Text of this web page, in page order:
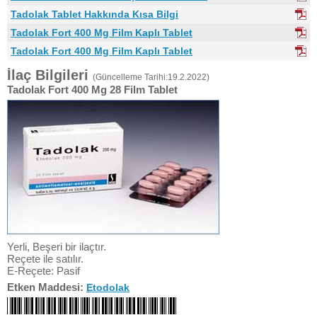
Tadolak Tablet Hakkında Kısa Bilgi
Tadolak Fort 400 Mg Film Kaplı Tablet
Tadolak Fort 400 Mg Film Kaplı Tablet
İlaç Bilgileri (Güncelleme Tarihi:19.2.2022)
Tadolak Fort 400 Mg 28 Film Tablet
Yerli, Beşeri bir ilaçtır.
Reçete ile satılır.
E-Reçete: Pasif
Etken Maddesi: Etodolak